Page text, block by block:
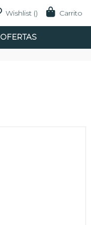
Wishlist () Carrito
OFERTAS